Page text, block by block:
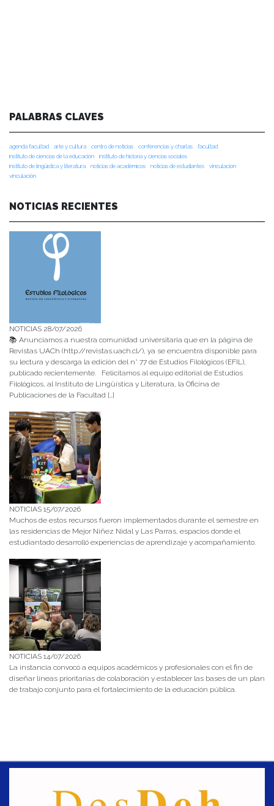
PALABRAS CLAVES
agenda facultad arte y cultura centro de noticias conferencias y charlas
facultad
instituto de ciencias de la educación
instituto de historia y ciencias sociales
instituto de lingüística y literatura
noticias de académicos noticias de estudiantes
vinculacion
vinculación
NOTICIAS RECIENTES
NOTICIAS 28/07/2026
📚 Anunciamos a nuestra comunidad universitaria que en la página de
Revistas UACh (http://revistas.uach.cl/), ya se encuentra disponible para
su lectura y descarga la edición del n° 77 de Estudios Filológicos (EFIL),
publicado recientemente. Felicitamos al equipo editorial de Estudios
Filológicos, al Instituto de Lingüística y Literatura, la Oficina de
Publicaciones de la Facultad […]
NOTICIAS 15/07/2026
Muchos de estos recursos fueron implementados durante el semestre en
las residencias de Mejor Niñez Nidal y Las Parras, espacios donde el
estudiantado desarrolló experiencias de aprendizaje y acompañamiento.
NOTICIAS 14/07/2026
La instancia convocó a equipos académicos y profesionales con el fin de
diseñar líneas prioritarias de colaboración y establecer las bases de un plan
de trabajo conjunto para el fortalecimiento de la educación pública.